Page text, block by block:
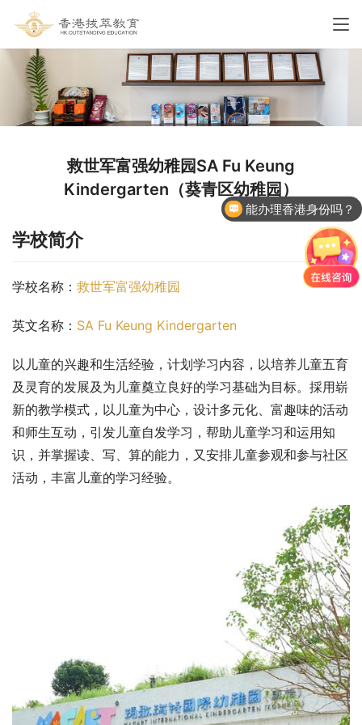
救世军富强幼稚园SA Fu Keung
Kindergarten（葵青区幼稚园）
学校简介
学校名称： 救世军富强幼稚园
英文名称： SA Fu Keung Kindergarten
以儿童的兴趣和生活经验，计划学习内容，以培养儿童五育
及灵育的发展及为儿童奠立良好的学习基础为目标。採用崭
新的教学模式，以儿童为中心，设计多元化、富趣味的活动
和师生互动，引发儿童自发学习，帮助儿童学习和运用知
识，并掌握读、写、算的能力，又安排儿童参观和参与社区
活动，丰富儿童的学习经验。
能办理香港身份吗？